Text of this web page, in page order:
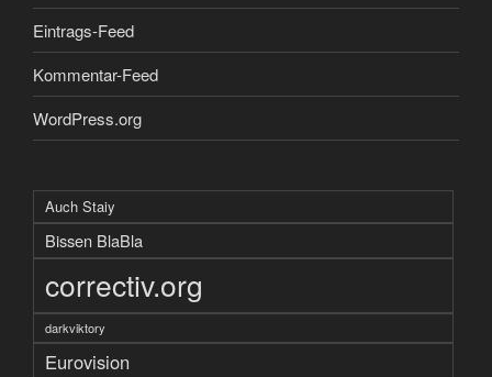
Eintrags-Feed
Kommentar-Feed
WordPress.org
Auch Staiy
Bissen BlaBla
correctiv.org
darkviktory
Eurovision